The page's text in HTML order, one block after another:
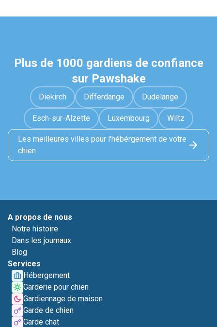
Plus de 1000 gardiens de confiance
sur Pawshake
Diekirch Differdange Dudelange
Esch-sur-Alzette Luxembourg Wiltz
Les meilleures villes pour l'hébérgement de votre
chien
A propos de nous
Notre histoire
Dans les journaux
Blog
Services
Hébergement
Garderie pour chien
Gardiennage de maison
Garde de chien
Garde chat